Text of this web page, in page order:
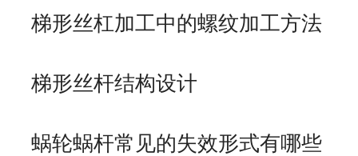
梯形丝杠加工中的螺纹加工方法
梯形丝杆结构设计
蜗轮蜗杆常见的失效形式有哪些